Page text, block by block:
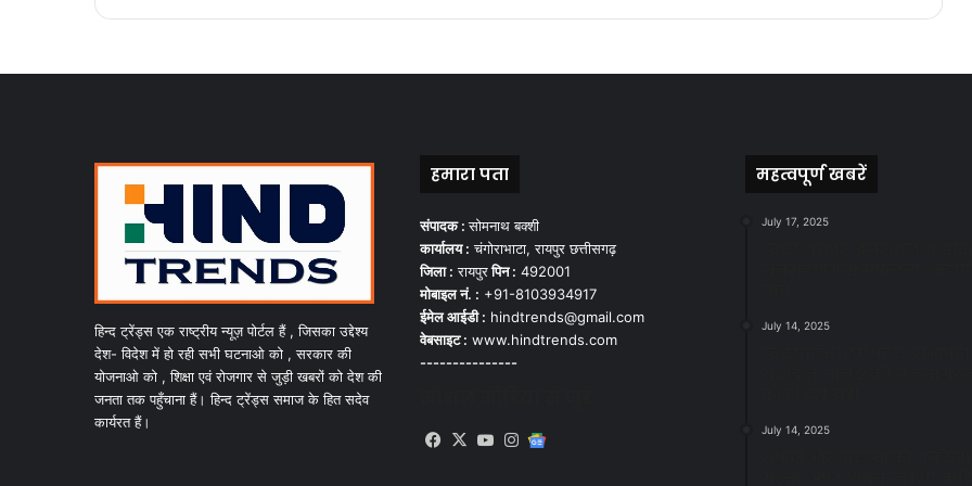
हिन्द ट्रेंड्स एक राष्ट्रीय न्यूज़ पोर्टल हैं , जिसका उद्देश्य
देश- विदेश में हो रही सभी घटनाओ को , सरकार की
योजनाओ को , शिक्षा एवं रोजगार से जुड़ी खबरों को देश की
जनता तक पहुँचाना हैं। हिन्द ट्रेंड्स समाज के हित सदेव
कार्यरत हैं।
हमारा पता
संपादक :सोमनाथ बक्शी
कार्यालय : चंगोराभाटा, रायपुर छत्तीसगढ़
जिला : रायपुरपिन : 492001
मोबाइल नं. : +91-8103934917
ईमेल आईडी : hindtrends@gmail.com
वेबसाइट : www.hindtrends.com
---------------
Facebook
X YouTubeInstagram
महत्वपूर्ण खबरें
July 17, 2025
July 14, 2025
July 14, 2025